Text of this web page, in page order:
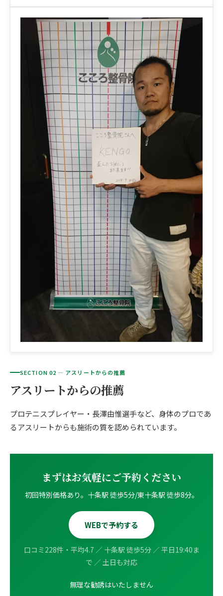
SECTION 02 — アスリートからの推薦
アスリートからの推薦
プロテニスプレイヤー・長澤由惟選手など、身体のプロであ
るアスリートからも施術の質を認められています。
まずはお気軽にご予約ください
初回特別価格あり。十条駅 徒歩5分/東十条駅 徒歩8分。
WEBで予約する
口コミ228件・平均4.7 ／ 十条駅 徒歩5分 ／ 平日19:40ま
で ／ 土日も対応
無理な勧誘はいたしません